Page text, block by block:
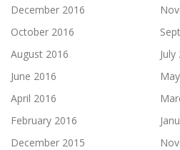
December 2016
October 2016
August 2016
July
June 2016
April 2016
February 2016
December 2015